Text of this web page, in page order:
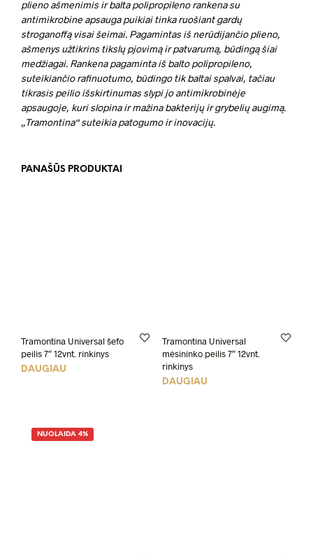
plieno ašmenimis ir balta polipropileno rankena su
antimikrobine apsauga puikiai tinka ruošiant gardų
stroganoffą visai šeimai. Pagamintas iš nerūdijančio plieno,
ašmenys užtikrins tikslų pjovimą ir patvarumą, būdingą šiai
medžiagai. Rankena pagaminta iš balto polipropileno,
suteikiančio rafinuotumo, būdingo tik baltai spalvai, tačiau
tikrasis peilio išskirtinumas slypi jo antimikrobinėje
apsaugoje, kuri slopina ir mažina bakterijų ir grybelių augimą.
„Tramontina“ suteikia patogumo ir inovacijų.
PANAŠŪS PRODUKTAI
Tramontina Universal šefo
peilis 7″ 12vnt. rinkinys
DAUGIAU
Tramontina Universal
mėsininko peilis 7″ 12vnt.
rinkinys
DAUGIAU
NUOLAIDA 4%